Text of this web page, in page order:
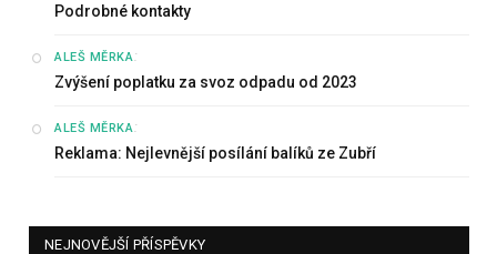
Podrobné kontakty
ALEŠ MĚRKA:
Zvýšení poplatku za svoz odpadu od 2023
ALEŠ MĚRKA:
Reklama: Nejlevnější posílání balíků ze Zubří
NEJNOVĚJŠÍ PŘÍSPĚVKY